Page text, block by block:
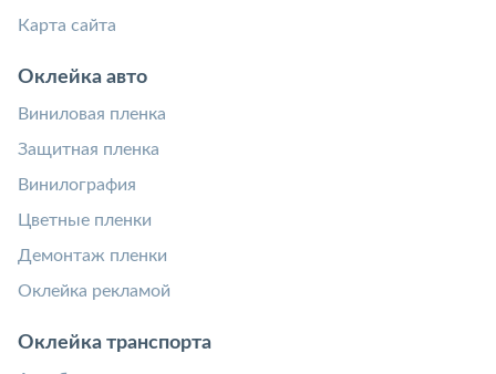
Карта сайта
Оклейка авто
Виниловая пленка
Защитная пленка
Винилография
Цветные пленки
Демонтаж пленки
Оклейка рекламой
Оклейка транспорта